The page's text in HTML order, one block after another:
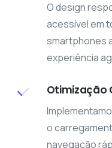
O design
acessível em
smartphones
experiência
Otimização
o
navegação